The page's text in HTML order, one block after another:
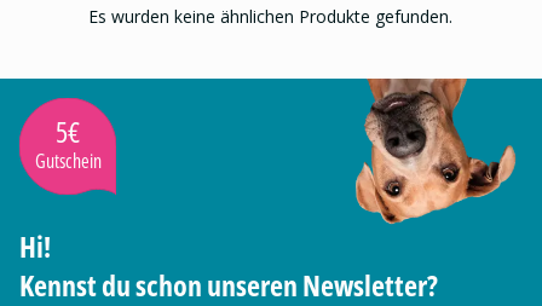
Es wurden keine ähnlichen Produkte gefunden.
5€
Gutschein
Hi!
Kennst du schon unseren Newsletter?